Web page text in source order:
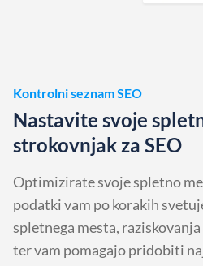
Kontrolni seznam SEO
Nastavite svoje
strokovnjak za SEO
Optimizirate svoje spletno
podatki vam po korakih
spletnega mesta,
ter vam pomagajo pridobiti